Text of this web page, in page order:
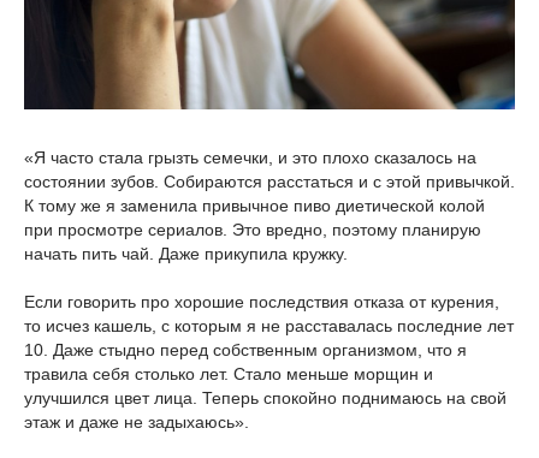
«Я часто стала грызть семечки, и это плохо сказалось на
состоянии зубов. Собираются расстаться и с этой привычкой.
К тому же я заменила привычное пиво диетической колой
при просмотре сериалов. Это вредно, поэтому планирую
начать пить чай. Даже прикупила кружку.
Если говорить про хорошие последствия отказа от курения,
то исчез кашель, с которым я не расставалась последние лет
10. Даже стыдно перед собственным организмом, что я
травила себя столько лет. Стало меньше морщин и
улучшился цвет лица. Теперь спокойно поднимаюсь на свой
этаж и даже не задыхаюсь».